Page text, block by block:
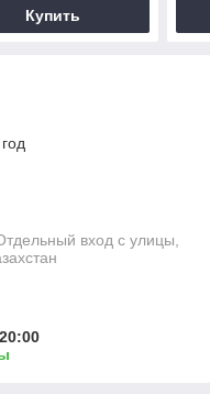
Купить
вход с улицы,